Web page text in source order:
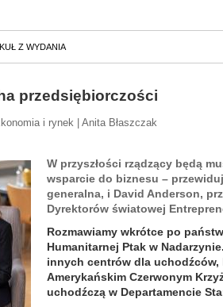
Z WYDANIA
przedsiębiorczości
i rynek | Anita Błaszczak
W przyszłości rządzący będą
wsparcie do biznesu –
generalna, i David Anderson,
Dyrektorów światowej
Rozmawiamy wkrótce po
Humanitarnej Ptak w
innych centrów dla uchodźców,
Amerykańskim Czerwonym
uchodźczą w Departamencie